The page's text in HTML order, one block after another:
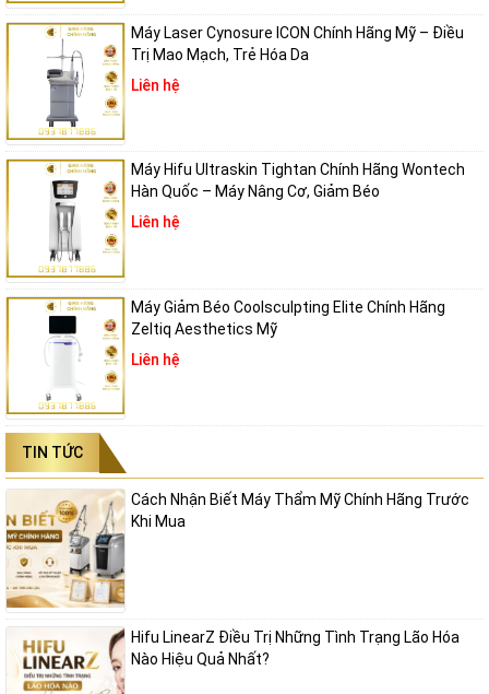
Mỗi điểm đều có ống tiêu cự điểm riêng cho phép tối ưu hoá năng
lượng vận chuyển từ đó tối đa hiệu quả điều trị.
Ưu điểm máy laser SYNCHRO QS4
Tối đa chùm tia đồng nhất
Đồng nhất trong điều trị hình xăm cũng đồng nghĩa với an toàn.
Xung đồng nhất được đặc trưng bởi tổng số năng lượng giống nhau
trong tổng thể các vùng triều trị do đó cho phép tối đa hoá năng
lượng vận chuyển và kết quả là giảm thiểu tác dụng phụ không mong
đợi do sự mất cân bằng dòng năng lượng.
Đặc điểm quan trọng khác là hình dạng riêng biệt của các điểm:máy
xóa xămSYNCHRO QS4. Điểm vuông là điểm tốt nhất đem lại hiệu
quả tối đa cho điều trị sắc tố da và điểu trị xăm bởi vì nó cho phép
Máy Laser Cynosure ICON Chính Hãng Mỹ – Điều
Trị Mao Mạch, Trẻ Hóa Da
Liên hệ
Máy Hifu Ultraskin Tightan Chính Hãng Wontech
Hàn Quốc – Máy Nâng Cơ, Giảm Béo
Liên hệ
Máy Giảm Béo Coolsculpting Elite Chính Hãng
Zeltiq Aesthetics Mỹ
Liên hệ
TIN TỨC
Cách Nhận Biết Máy Thẩm Mỹ Chính Hãng Trước
Khi Mua
Hifu LinearZ Điều Trị Những Tình Trạng Lão Hóa
Nào Hiệu Quả Nhất?